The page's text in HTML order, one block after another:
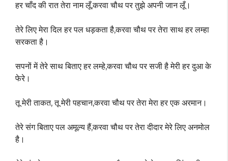
हर चाँद की रात तेरा नाम लूँ,करवा चौथ पर तुझे अपनी जान लूँ।
तेरे लिए मेरा दिल हर पल धड़कता है,करवा चौथ पर तेरा साथ हर लम्हा
सरकता है।
सपनों में तेरे साथ बिताए हर लम्हे,करवा चौथ पर सजी है मेरी हर दुआ के
फेरे।
तू मेरी ताकत, तू मेरी पहचान,करवा चौथ पर तेरा मेरा हर एक अरमान।
तेरे संग बिताए पल अमूल्य हैं,करवा चौथ पर तेरा दीदार मेरे लिए अनमोल
है।